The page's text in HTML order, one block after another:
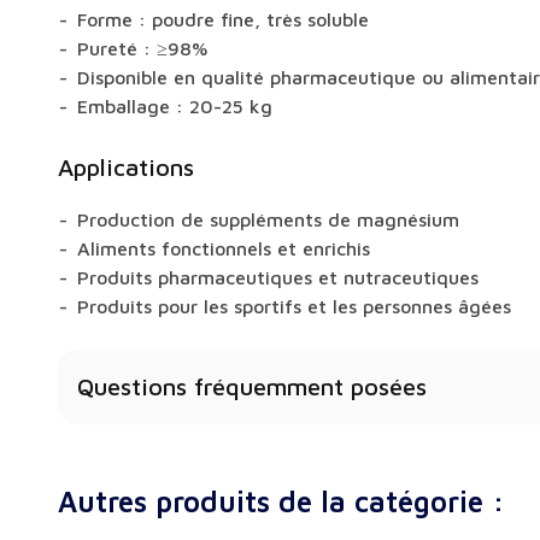
Forme : poudre fine, très soluble
Pureté : ≥98%
Disponible en qualité pharmaceutique ou
Emballage : 20-25 kg
Applications
Production de suppléments de magnésium
Aliments fonctionnels et enrichis
Produits pharmaceutiques et nutraceutiques
Produits pour les sportifs et les personnes âgées
Questions fréquemment posées
excellente biodisponibilité.
Autres produits de la catégorie :